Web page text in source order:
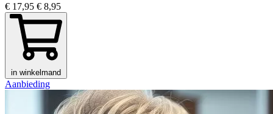
€ 17,95 € 8,95
in winkelmand
Aanbieding